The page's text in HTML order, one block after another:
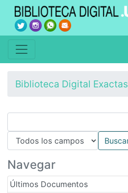
Biblioteca Digital Exactas
Navegar
Últimos Documentos